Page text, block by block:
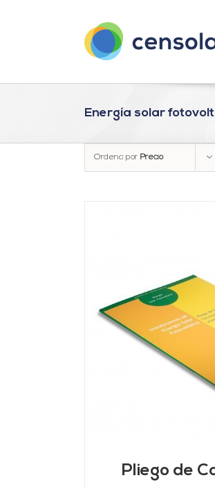
Energía solar
Ordena por Precio
Pliego de
AÑADIR AL